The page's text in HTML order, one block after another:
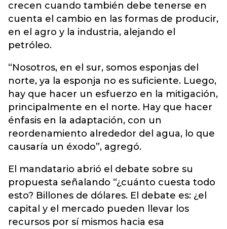
crecen cuando también debe tenerse en
cuenta el cambio en las formas de producir,
en el agro y la industria, alejando el
petróleo.
“Nosotros, en el sur, somos esponjas del
norte, ya la esponja no es suficiente. Luego,
hay que hacer un esfuerzo en la mitigación,
principalmente en el norte. Hay que hacer
énfasis en la adaptación, con un
reordenamiento alrededor del agua, lo que
causaría un éxodo”, agregó.
El mandatario abrió el debate sobre su
propuesta señalando “¿cuánto cuesta todo
esto? Billones de dólares. El debate es: ¿el
capital y el mercado pueden llevar los
recursos por sí mismos hacia esa